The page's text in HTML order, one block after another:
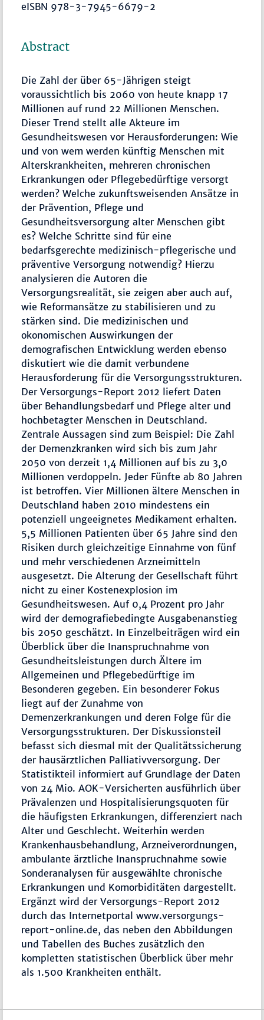
eISBN 978-3-7945-6679-2
Abstract
Die Zahl der über 65-Jährigen steigt
voraussichtlich bis 2060 von heute knapp 17
Millionen auf rund 22 Millionen Menschen.
Dieser Trend stellt alle Akteure im
Gesundheitswesen vor Herausforderungen: Wie
und von wem werden künftig Menschen mit
Alterskrankheiten, mehreren chronischen
Erkrankungen oder Pflegebedürftige versorgt
werden? Welche zukunftsweisenden Ansätze in
der Prävention, Pflege und
Gesundheitsversorgung alter Menschen gibt
es? Welche Schritte sind für eine
bedarfsgerechte medizinisch-pflegerische und
präventive Versorgung notwendig? Hierzu
analysieren die Autoren die
Versorgungsrealität, sie zeigen aber auch auf,
wie Reformansätze zu stabilisieren und zu
stärken sind. Die medizinischen und
okonomischen Auswirkungen der
demografischen Entwicklung werden ebenso
diskutiert wie die damit verbundene
Herausforderung für die Versorgungsstrukturen.
Der Versorgungs-Report 2012 liefert Daten
über Behandlungsbedarf und Pflege alter und
hochbetagter Menschen in Deutschland.
Zentrale Aussagen sind zum Beispiel: Die Zahl
der Demenzkranken wird sich bis zum Jahr
2050 von derzeit 1,4 Millionen auf bis zu 3,0
Millionen verdoppeln. Jeder Fünfte ab 80 Jahren
ist betroffen. Vier Millionen ältere Menschen in
Deutschland haben 2010 mindestens ein
potenziell ungeeignetes Medikament erhalten.
5,5 Millionen Patienten über 65 Jahre sind den
Risiken durch gleichzeitige Einnahme von fünf
und mehr verschiedenen Arzneimitteln
ausgesetzt. Die Alterung der Gesellschaft führt
nicht zu einer Kostenexplosion im
Gesundheitswesen. Auf 0,4 Prozent pro Jahr
wird der demografiebedingte Ausgabenanstieg
bis 2050 geschätzt. In Einzelbeiträgen wird ein
Überblick über die Inanspruchnahme von
Gesundheitsleistungen durch Ältere im
Allgemeinen und Pflegebedürftige im
Besonderen gegeben. Ein besonderer Fokus
liegt auf der Zunahme von
Demenzerkrankungen und deren Folge für die
Versorgungsstrukturen. Der Diskussionsteil
befasst sich diesmal mit der Qualitätssicherung
der hausärztlichen Palliativversorgung. Der
Statistikteil informiert auf Grundlage der Daten
von 24 Mio. AOK-Versicherten ausführlich über
Prävalenzen und Hospitalisierungsquoten für
die häufigsten Erkrankungen, differenziert nach
Alter und Geschlecht. Weiterhin werden
Krankenhausbehandlung, Arzneiverordnungen,
ambulante ärztliche Inanspruchnahme sowie
Sonderanalysen für ausgewählte chronische
Erkrankungen und Komorbiditäten dargestellt.
Ergänzt wird der Versorgungs-Report 2012
durch das Internetportal www.versorgungs-
report-online.de, das neben den Abbildungen
und Tabellen des Buches zusätzlich den
kompletten statistischen Überblick über mehr
als 1.500 Krankheiten enthält.